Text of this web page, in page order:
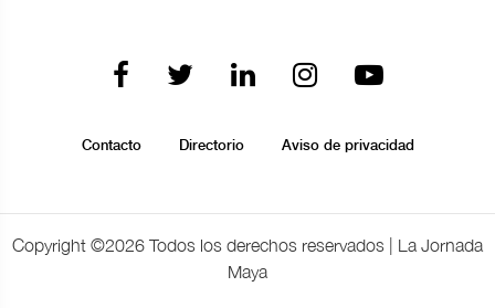
Contacto Directorio Aviso de privacidad
Copyright ©2026 Todos los derechos reservados | La Jornada
Maya